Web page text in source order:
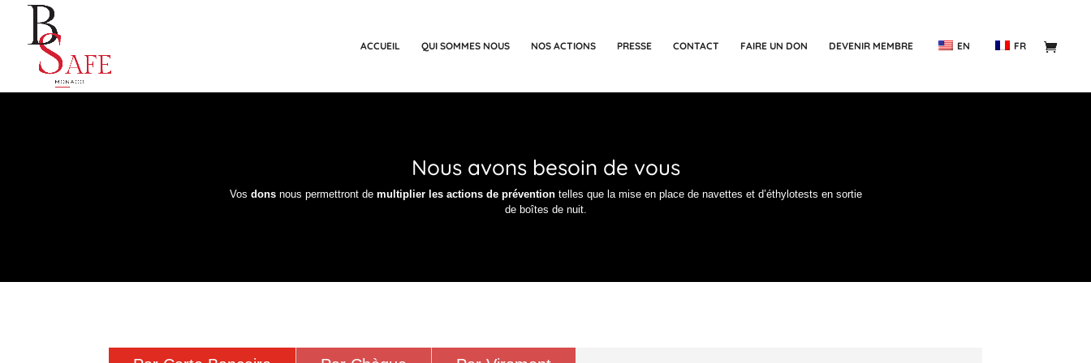
ACCUEIL QUI SOMMES NOUS NOS ACTIONS PRESSE CONTACT FAIRE UN DON DEVENIR MEMBRE EN FR
Nous avons besoin de vous
Vos donsnous permettront de multiplier les actions de préventiontelles que la mise en place de navettes et d’éthylotests en sortie
de boîtes de nuit.